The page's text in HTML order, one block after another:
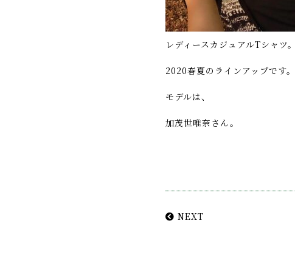
レディースカジュアルTシャツ。
2020春夏のラインアップです。
モデルは、
加茂世唯奈さん。
NEXT